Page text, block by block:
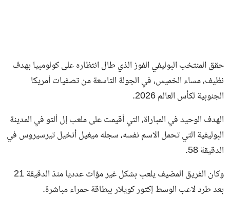
حقق المنتخب البوليفي الفوز الذي طال انتظاره على كولومبيا بهدف
نظيف، مساء الخميس، في الجولة التاسعة من تصفيات أمريكا
الجنوبية لكأس العالم 2026.
الهدف الوحيد في المباراة، التي أقيمت على ملعب إل ألتو في المدينة
البوليفية التي تحمل الاسم نفسه، سجله ميغيل أنخيل تيرسيروس في
الدقيقة 58.
وكان الفريق المضيف يلعب بشكل غير مؤات عدديا منذ الدقيقة 21
بعد طرد لاعب الوسط إكتور كويلار ببطاقة حمراء مباشرة.